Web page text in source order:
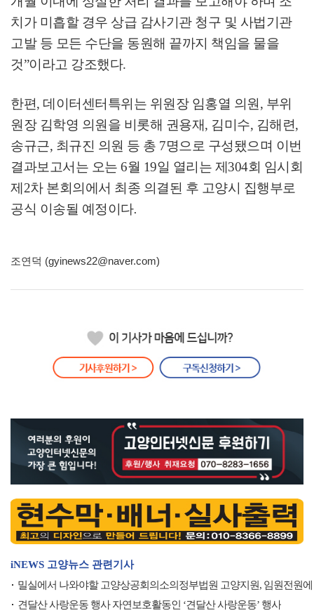
치가 미흡할 경우 상급 감사기관 청구 및 사법기관
고발 등 모든 수단을 동원해 끝까지 책임을 물을
것”이라고 강조했다.
한편, 데이터센터특위는 위원장 임홍열 의원 , 부위
원장 김학영 의원을 비롯해 권용재, 김미수, 김해련,
송규근, 최규진 의원 등 총 7명으로 구성됐으며 이번
결과보고서는 오는 6월 19일 열리는 제 304회 임시회
제 2차 본회의에서 최종 의결된 후 고양시 집행부로
공식 이송될 예정이다.
조연덕 (gyinews22@naver.com)
iNEWS 고양뉴스 관련기사
밀실에서 나와야할 고양상공회의소의정부법원 고양지원, 임원전원
견달산 사랑운동 행사 자연보호활동인 ‘견달산 사랑운동’ 행사